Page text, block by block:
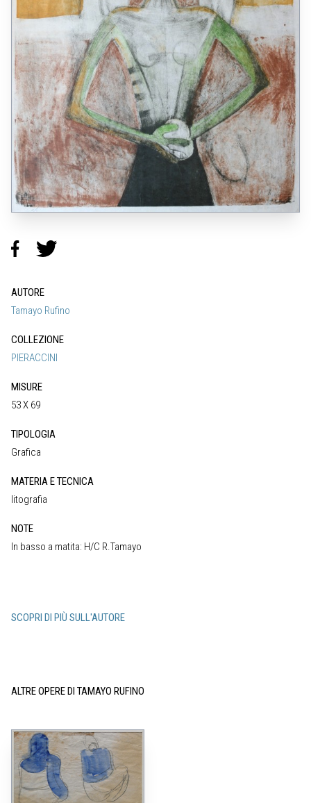
AUTORE
Tamayo Rufino
COLLEZIONE
PIERACCINI
MISURE
53 X 69
TIPOLOGIA
Grafica
MATERIA E TECNICA
litografia
NOTE
In basso a matita: H/C R.Tamayo
SCOPRI DI PIÙ SULL'AUTORE
ALTRE OPERE DI TAMAYO RUFINO